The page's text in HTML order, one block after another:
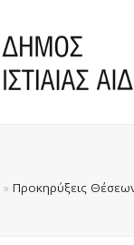
» Προκηρύξεις